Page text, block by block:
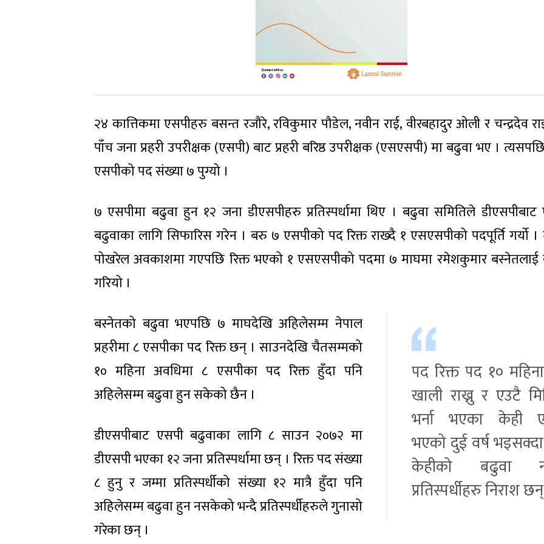
२४ कात्तिकमा एसपीहरु बसन्त रजौरे, रविकुमार पौडेल, नवीन राई, वीरबहादुर ओली र चन्द्रदेव
पाँच जना प्रहरी उपरीक्षक (एसपी) बाट प्रहरी बरिष्ठ उपरीक्षक (एसएसपी) मा बढुवा भए ।
एसपीको पद संख्या ७ पुग्यो ।
७ एसपीमा बढुवा हुन १२ जना डीएसपीहरु प्रतिस्पर्धामा थिए । बढुवा समितिले डीएसपीबाट
बढुवाका लागि सिफारिस गरेन । बरु ७ एसपीको पद रिक्त राख्दै १ एसएसपीको पदपूर्ति गर्यो ।
पोखरेल अवकाशमा गएपछि रिक्त भएको १ एसएसपीको पदमा ७ माघमा रमेशकुमार बस्नेतलाई
गरियो ।
पद रिक्त पद १०
खाली राख्नु र एउटै
भर्ना भएका केही
भएको दुई वर्ष
केहीको बढुवा
प्रतिस्पर्धीहरु निराश
बस्नेतको बढुवा भएपछि ७ माघदेखि अहिलेसम्म नेपाल
प्रहरीमा ८ एसपीका पद रिक्त छन् । साउनदेखि चैतसम्मको
१० महिना अवधिमा ८ एसपीका पद रिक्त हुँदा पनि
अहिलेसम्म बढुवा हुन सकेको छैन ।
डीएसपीबाट एसपी बढुवाका लागि ८ साउन २०७२ मा
डीएसपी भएका १२ जना प्रतिस्पर्धामा छन् । रिक्त पद संख्या
८ हुनु र जम्मा प्रतिस्पर्धीको संख्या १२ मात्रै हुँदा पनि
अहिलेसम्म बढुवा हुन नसकेको भन्दै प्रतिस्पर्धीहरुले गुनासो
गरेका छन् ।